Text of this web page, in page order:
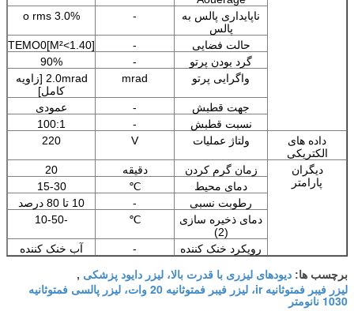
ناپایداری پالس به
پالس
-
3.0% o rms
حالت فضایی -
TEMO0[M²<1.40]
گرد بودن پرتو
-
90%
واگرایی پرتو
mrad
2.0mrad [زاویه
کامل]
جهت قطبش
-
عمودی
نسبت قطبش
-
100:1
داده های
الکتریکی
ولتاژ عملیات V
220
دیگران
پارامتر
زمان گرم کردن دقیقه
20
دمای محیط
℃
15-30
رطوبت نسبی
-
10 تا 80 درصد
دمای ذخیره سازی
(2)
℃
-10-50
رویکرد خنک کننده - آب خنک کننده
برچسب ها: دیودهای لیزری با قدرت بالا، لیزر دایود پزشکی ,
لیزر فیبر فمتوثانیه ir، لیزر فیبر فمتوثانیه 20 وات، لیزر پالسی فمتوثانیه
1030 نانومتر